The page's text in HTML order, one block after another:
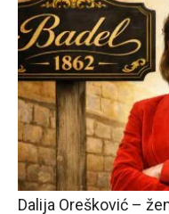
Dalija Orešković –